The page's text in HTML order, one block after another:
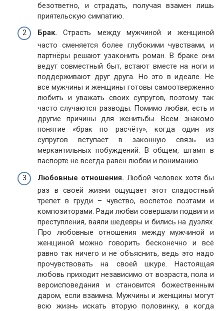
безответно, и страдать, получая взамен лишь
приятельскую симпатию.
Брак. Страсть между мужчиной и женщиной
часто сменяется более глубокими чувствами, и
партнёры решают узаконить роман. В браке они
ведут совместный быт, встают вместе на ноги и
поддерживают друг друга. Но это в идеале. Не
все мужчины и женщины готовы самоотверженно
любить и уважать своих супругов, поэтому так
часто случаются разводы. Помимо любви, есть и
другие причины для женитьбы. Всем знакомо
понятие «брак по расчёту», когда один из
супругов вступает в законную связь из
меркантильных побуждений. В общем, штамп в
паспорте не всегда равен любви и пониманию.
Любовные отношения. Любой человек хотя бы
раз в своей жизни ощущает этот сладостный
трепет в груди – чувство, воспетое поэтами и
композиторами. Ради любви совершали подвиги и
преступления, ваяли шедевры и бились на дуэлях.
Про любовные отношения между мужчиной и
женщиной можно говорить бесконечно и всё
равно так ничего и не объяснить, ведь это надо
прочувствовать на своей шкуре. Настоящая
любовь приходит независимо от возраста, пола и
вероисповедания и становится божественным
даром, если взаимна. Мужчины и женщины могут
всю жизнь искать вторую половинку, а когда